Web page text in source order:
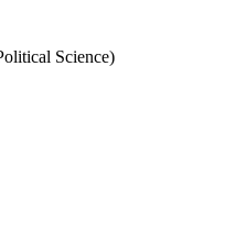
Science)